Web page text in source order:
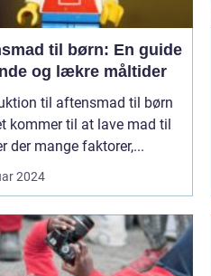
til børn: En guide
og lækre måltider
til aftensmad til børn
kommer til at lave mad til
der mange faktorer,...
2024